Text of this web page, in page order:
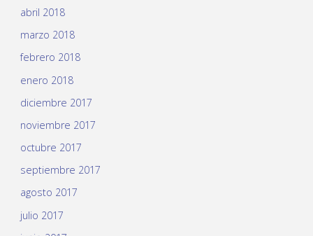
abril 2018
marzo 2018
febrero 2018
enero 2018
diciembre 2017
noviembre 2017
octubre 2017
septiembre 2017
agosto 2017
julio 2017